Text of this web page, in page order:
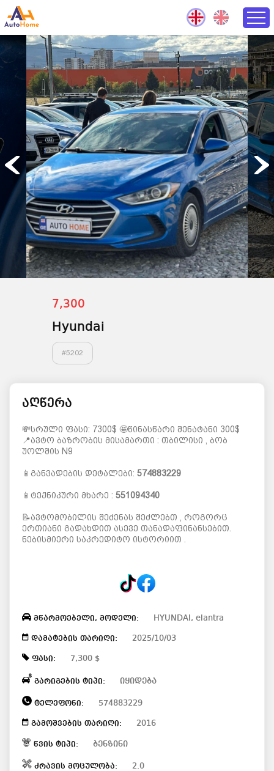
7,300
Hyundai
#5202
აღწერა
💸სრული ფასი: 7300$ 🤩წინასწარი შენატანი 300$
📍ავტო ბაზრობის მისამართი : თბილისი , ბობ
უოლშის N9
📱განვადების დეტალები: 574883229
📱ტექნიკური მხარე : 551094340
📝ავტომობილის შეძენას შეძლებთ , როგორც
ერთიანი გადახდით ასევე თანადაფინანსებით.
ნებისმიერი საკრედიტო ისტორიით .
მწარმოებელი, მოდელი: HYUNDAI, elantra
დამატების თარიღი: 2025/10/03
ფასი: 7,300 $
გარიგების ტიპი: იყიდება
ტელეფონი: 574883229
გამოშვების თარიღი: 2016
წვის ტიპი: ბენზინი
ძრავის მოცულობა: 2.0